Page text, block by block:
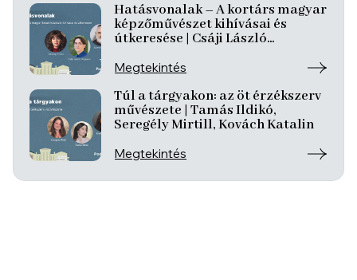
Hatásvonalak – A kortárs magyar
képzőművészet kihívásai és
útkeresése | Csáji László
József
Megtekintés
Túl a tárgyakon: az öt érzékszerv
művészete | Tamás Ildikó,
Seregély Mirtill, Kovách Katalin
Megtekintés